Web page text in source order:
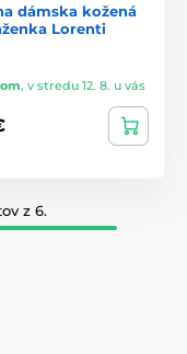
dámska kožená
Lorenti
, v stredu 12. 8. u vás
z 6.